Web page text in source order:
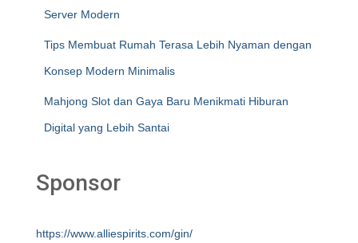
Server Modern
Tips Membuat Rumah Terasa Lebih Nyaman dengan
Konsep Modern Minimalis
Mahjong Slot dan Gaya Baru Menikmati Hiburan
Digital yang Lebih Santai
Sponsor
https://www.alliespirits.com/gin/